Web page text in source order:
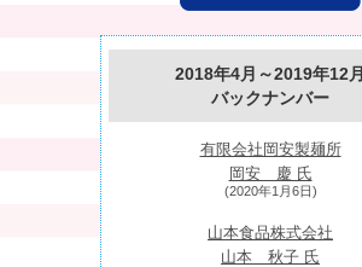
2018年4月～2019年12月
バックナンバー
有限会社岡安製麺所
岡安 慶 氏
(2020年1月6日)
山本食品株式会社
山本 秋子 氏